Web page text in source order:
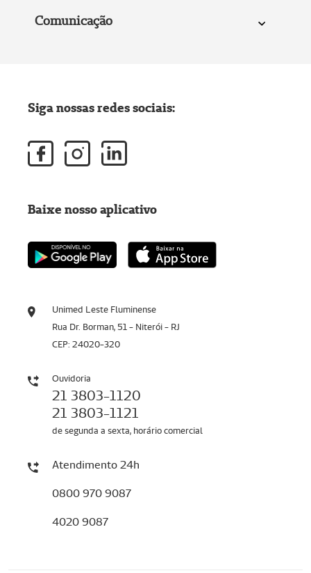
Comunicação
Unimed Leste Fluminense
Rua Dr. Borman, 51 - Niterói - RJ
CEP: 24020-320
Ouvidoria
21 3803-1120
21 3803-1121
de segunda a sexta, horário comercial
Atendimento 24h
0800 970 9087
4020 9087
Siga nossas redes sociais:
Baixe nosso aplicativo